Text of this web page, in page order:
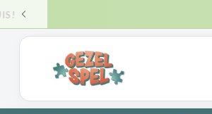
VORIGE